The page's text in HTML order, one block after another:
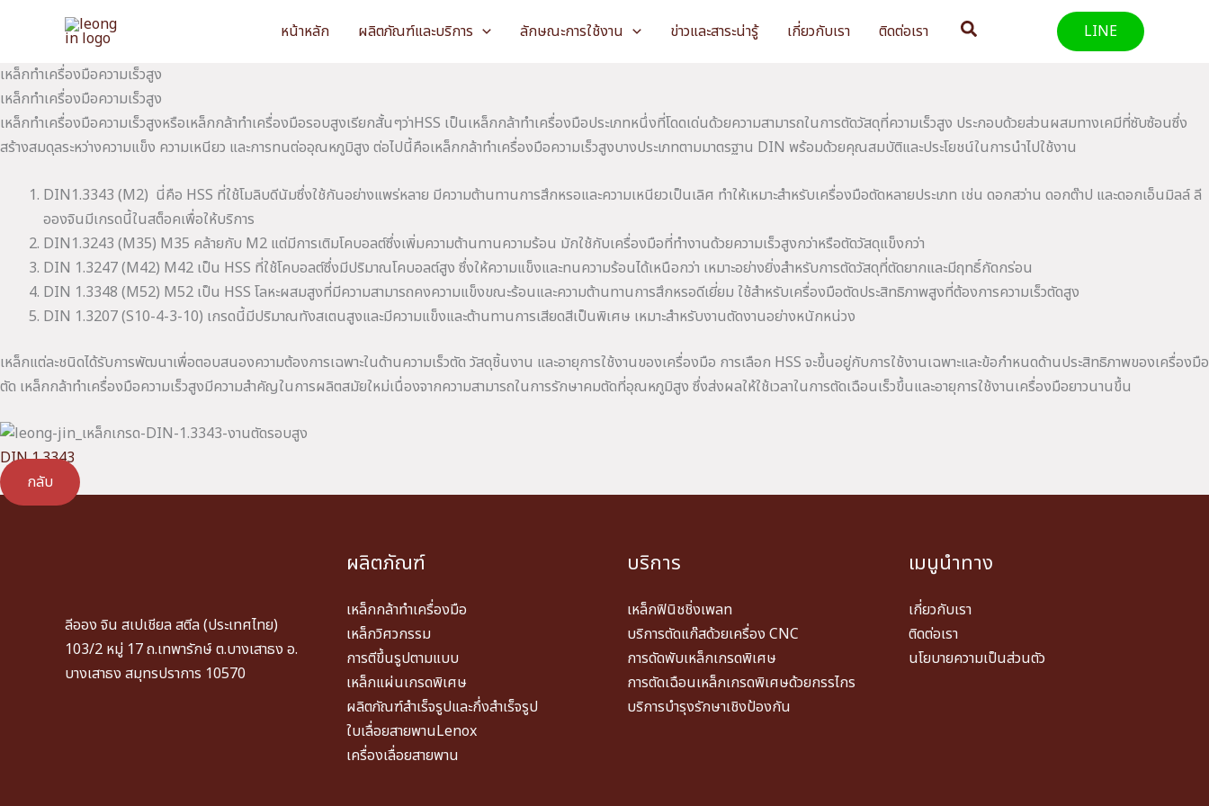
หน้าหลัก ผลิตภัณฑ์และบริการ ลักษณะการใช้งาน ข่าวและสาระน่ารู้ เกี่ยวกับเรา ติดต่อเรา Search
LINE
เหล็กทำเครื่องมือความเร็วสูง
เหล็กทำเครื่องมือความเร็วสูง
เหล็กทำเครื่องมือความเร็วสูงหรือเหล็กกล้าทำเครื่องมือรอบสูงเรียกสั้นๆว่าHSS เป็นเหล็กกล้าทำเครื่องมือประเภทหนึ่งที่โดดเด่นด้วยความสามารถในการตัดวัสดุที่ความเร็วสูง ประกอบด้วยส่วนผสมทางเคมีที่ซับซ้อนซึ่ง
สร้างสมดุลระหว่างความแข็ง ความเหนียว และการทนต่ออุณหภูมิสูง ต่อไปนี้คือเหล็กกล้าทำเครื่องมือความเร็วสูงบางประเภทตามมาตรฐาน DIN พร้อมด้วยคุณสมบัติและประโยชน์ในการนำไปใช้งาน
DIN1.3343 (M2) นี่คือ HSS ที่ใช้โมลิบดีนัมซึ่งใช้กันอย่างแพร่หลาย มีความต้านทานการสึกหรอและความเหนียวเป็นเลิศ ทำให้เหมาะสำหรับเครื่องมือตัดหลายประเภท เช่น ดอกสว่าน ดอกต๊าป และดอกเอ็นมิลล์ ลี
อองจินมีเกรดนี้ในสต็อคเพื่อให้บริการ
DIN1.3243 (M35) M35 คล้ายกับ M2 แต่มีการเติมโคบอลต์ซึ่งเพิ่มความต้านทานความร้อน มักใช้กับเครื่องมือที่ทำงานด้วยความเร็วสูงกว่าหรือตัดวัสดุแข็งกว่า
DIN 1.3247 (M42) M42 เป็น HSS ที่ใช้โคบอลต์ซึ่งมีปริมาณโคบอลต์สูง ซึ่งให้ความแข็งและทนความร้อนได้เหนือกว่า เหมาะอย่างยิ่งสำหรับการตัดวัสดุที่ตัดยากและมีฤทธิ์กัดกร่อน
DIN 1.3348 (M52) M52 เป็น HSS โลหะผสมสูงที่มีความสามารถคงความแข็งขณะร้อนและความต้านทานการสึกหรอดีเยี่ยม ใช้สำหรับเครื่องมือตัดประสิทธิภาพสูงที่ต้องการความเร็วตัดสูง
DIN 1.3207 (S10-4-3-10) เกรดนี้มีปริมาณทังสเตนสูงและมีความแข็งและต้านทานการเสียดสีเป็นพิเศษ เหมาะสำหรับงานตัดงานอย่างหนักหน่วง
เหล็กแต่ละชนิดได้รับการพัฒนาเพื่อตอบสนองความต้องการเฉพาะในด้านความเร็วตัด วัสดุชิ้นงาน และอายุการใช้งานของเครื่องมือ การเลือก HSS จะขึ้นอยู่กับการใช้งานเฉพาะและข้อกำหนดด้านประสิทธิภาพของเครื่องมือ
ตัด เหล็กกล้าทำเครื่องมือความเร็วสูงมีความสำคัญในการผลิตสมัยใหม่เนื่องจากความสามารถในการรักษาคมตัดที่อุณหภูมิสูง ซึ่งส่งผลให้ใช้เวลาในการตัดเฉือนเร็วขึ้นและอายุการใช้งานเครื่องมือยาวนานขึ้น
DIN 1.3343
กลับ
ลีออง จิน สเปเชียล สตีล (ประเทศไทย)
103/2 หมู่ 17 ถ.เทพารักษ์ ต.บางเสาธง อ.
บางเสาธง สมุทรปราการ 10570
ผลิตภัณฑ์
เหล็กกล้าทำเครื่องมือ
เหล็กวิศวกรรม
การตีขึ้นรูปตามแบบ
เหล็กแผ่นเกรดพิเศษ
ผลิตภัณฑ์สำเร็จรูปและกึ่งสำเร็จรูป
ใบเลื่อยสายพานLenox
เครื่องเลื่อยสายพาน
บริการ
เหล็กฟินิชชิ่งเพลท
บริการตัดแก๊สด้วยเครื่อง CNC
การดัดพับเหล็กเกรดพิเศษ
การตัดเฉือนเหล็กเกรดพิเศษด้วยกรรไกร
บริการบำรุงรักษาเชิงป้องกัน
เมนูนำทาง
เกี่ยวกับเรา
ติดต่อเรา
นโยบายความเป็นส่วนตัว